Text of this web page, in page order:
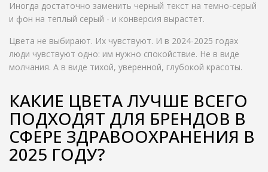
Иногда достаточно заменить черный текст на темно-серый
и фон на теплый серый - и конверсия вырастет.
Цвета не выбирают. Их чувствуют. И в 2024-2025 годах
люди чувствуют одно: им нужно спокойствие. Не в виде
молчания. А в виде тихой, уверенной, глубокой красоты.
КАКИЕ ЦВЕТА ЛУЧШЕ ВСЕГО
ПОДХОДЯТ ДЛЯ БРЕНДОВ В
СФЕРЕ ЗДРАВООХРАНЕНИЯ В
2025 ГОДУ?